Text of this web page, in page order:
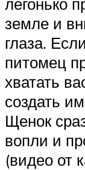
земле и
глаза.
питомец
хватать
создать
Щенок
вопли и
(видео от